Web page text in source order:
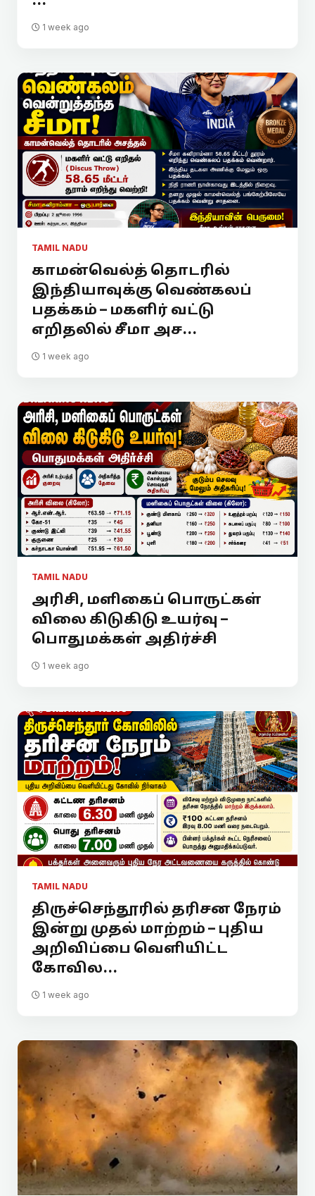
1 week ago
TAMIL NADU
காமன்வெல்த் தொடரில்
இந்தியாவுக்கு வெண்கலப்
பதக்கம் – மகளிர் வட்டு
எறிதலில் சீமா அச...
1 week ago
TAMIL NADU
அரிசி, மளிகைப் பொருட்கள்
விலை கிடுகிடு உயர்வு –
பொதுமக்கள் அதிர்ச்சி
1 week ago
TAMIL NADU
திருச்செந்தூரில் தரிசன நேரம்
இன்று முதல் மாற்றம் – புதிய
அறிவிப்பை வெளியிட்ட
கோவில...
1 week ago